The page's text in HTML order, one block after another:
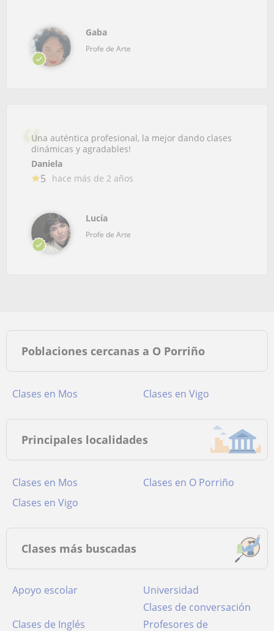
Gaba
Profe de Arte
Una auténtica profesional, la mejor dando clases
dinámicas y agradables!
Daniela
5 hace más de 2 años
Lucía
Profe de Arte
Poblaciones cercanas a O Porriño
Clases en Mos Clases en Vigo
Principales localidades
Clases en Mos
Clases en O Porriño
Clases en Vigo
Clases más buscadas
Apoyo escolar
Universidad
Clases de conversación
Clases de Inglés
Profesores de